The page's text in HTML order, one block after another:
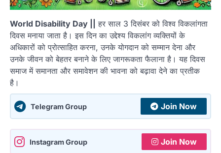
World Disability Day ||
हर साल 3 दिसंबर को विश्व विकलांगता
दिवस मनाया जाता है। इस दिन का उद्देश्य विकलांग व्यक्तियों के
अधिकारों को प्रोत्साहित करना, उनके योगदान को सम्मान देना और
उनके जीवन को बेहतर बनाने के लिए जागरूकता फैलाना है। यह दिवस
समाज में समानता और समावेशन की भावना को बढ़ावा देने का प्रतीक
है।
Telegram Group Join Now
Instagram Group Join Now